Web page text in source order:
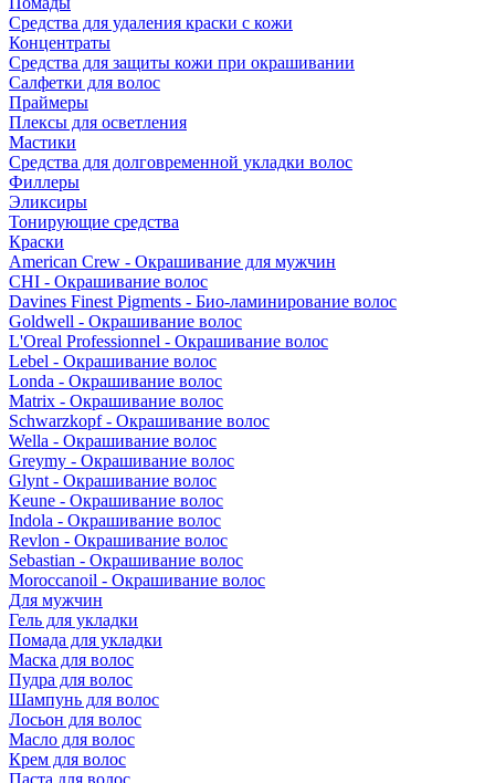
Средства для удаления краски с кожи
Концентраты
Средства для защиты кожи при окрашивании
Салфетки для волос
Праймеры
Плексы для осветления
Мастики
Средства для долговременной укладки волос
Филлеры
Эликсиры
Тонирующие средства
Краски
American Crew - Окрашивание для мужчин
CHI - Окрашивание волос
Davines Finest Pigments - Био-ламинирование волос
Goldwell - Окрашивание волос
L'Oreal Professionnel - Окрашивание волос
Lebel - Окрашивание волос
Londa - Окрашивание волос
Matrix - Окрашивание волос
Schwarzkopf - Окрашивание волос
Wella - Окрашивание волос
Greymy - Окрашивание волос
Glynt - Окрашивание волос
Keune - Окрашивание волос
Indola - Окрашивание волос
Revlon - Окрашивание волос
Sebastian - Окрашивание волос
Moroccanoil - Окрашивание волос
Для мужчин
Гель для укладки
Помада для укладки
Маска для волос
Пудра для волос
Шампунь для волос
Лосьон для волос
Масло для волос
Крем для волос
Паста для волос